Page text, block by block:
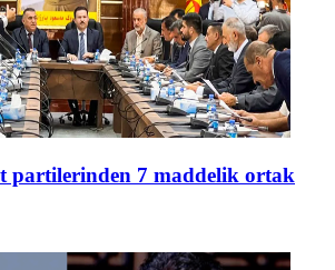
partilerinden 7 maddelik ortak